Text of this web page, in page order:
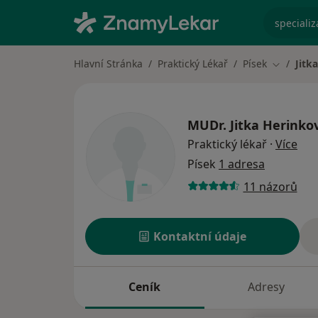
Hlavní Stránka Praktický Lékař Písek Změna
MUDr. Jitka
Praktický lékař · Více
Písek 1 adresa
11 názorů
Kontaktní údaje
Ceník Adresy